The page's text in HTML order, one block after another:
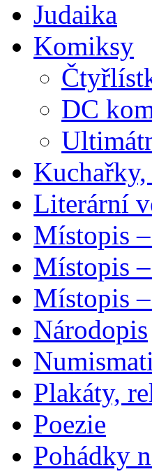
Judaika
Komiksy
DC
Literární
Místopis
Místopis
Místopis
Národopis
Plakáty,
Poezie
Pohádky